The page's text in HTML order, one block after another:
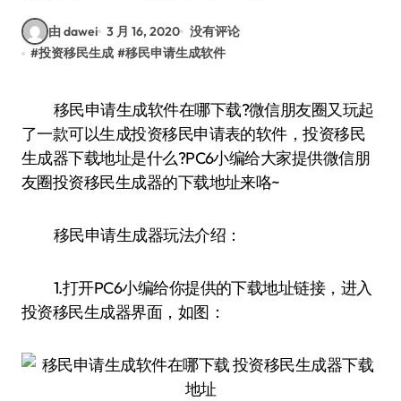
由 dawei 3 月 16, 2020 没有评论
#投资移民生成 #移民申请生成软件
移民申请生成软件在哪下载?微信朋友圈又玩起
了一款可以生成投资移民申请表的软件，投资移民
生成器下载地址是什么?PC6小编给大家提供微信朋
友圈投资移民生成器的下载地址来咯~
移民申请生成器玩法介绍：
1.打开PC6小编给你提供的下载地址链接，进入
投资移民生成器界面，如图：